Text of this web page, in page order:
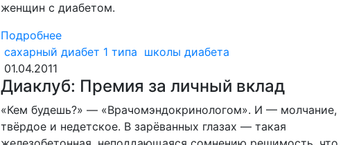
женщин с диабетом.
Подробнее
сахарный диабет 1 типа школы диабета
01.04.2011
Диаклуб: Премия за личный вклад
«Кем будешь?» — «Врачом­эндокринологом». И — молчание,
твёрдое и недетское. В зарёванных глазах — такая